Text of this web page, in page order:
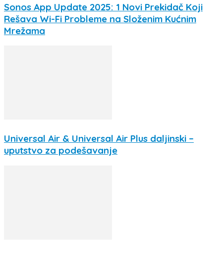
Sonos App Update 2025: 1 Novi Prekidač Koji
Rešava Wi-Fi Probleme na Složenim Kućnim
Mrežama
Universal Air & Universal Air Plus daljinski –
uputstvo za podešavanje